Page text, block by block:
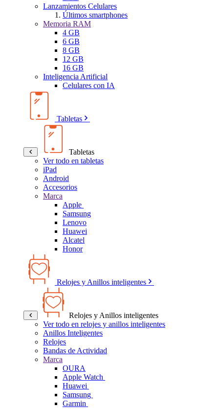
Lanzamientos Celulares
Últimos smartphones
Memoria RAM
4 GB
6 GB
8 GB
12 GB
16 GB
Inteligencia Artificial
Celulares con IA
Tabletas
Tabletas
Ver todo en tabletas
iPad
Android
Accesorios
Marca
Apple
Samsung
Lenovo
Huawei
Alcatel
Honor
Relojes y Anillos inteligentes
Relojes y Anillos inteligentes
Ver todo en relojes y anillos inteligentes
Anillos Inteligentes
Relojes
Bandas de Actividad
Marca
OURA
Apple Watch
Huawei
Samsung
Garmin